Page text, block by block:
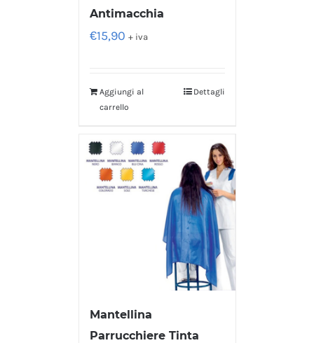
Antimacchia
€15,90 + iva
Aggiungi al
carrello
Dettagli
Mantellina
Parrucchiere Tinta